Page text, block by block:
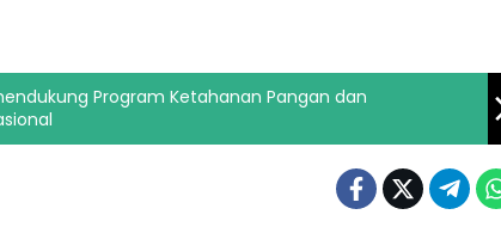
Program Ketahanan Pangan dan